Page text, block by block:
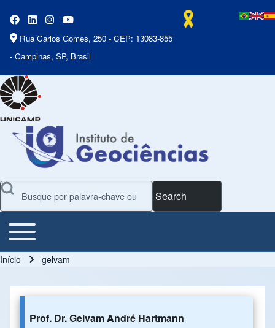
Rua Carlos Gomes, 250 - CEP: 13083-855
- Campinas, SP, Brasil
Search
Main Menu
Toggle main menu
Início gelvam
Prof. Dr. Gelvam André Hartmann